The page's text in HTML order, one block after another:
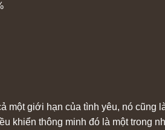
một giới hạn của tình yêu, nó
khiển thông minh đó là một trong